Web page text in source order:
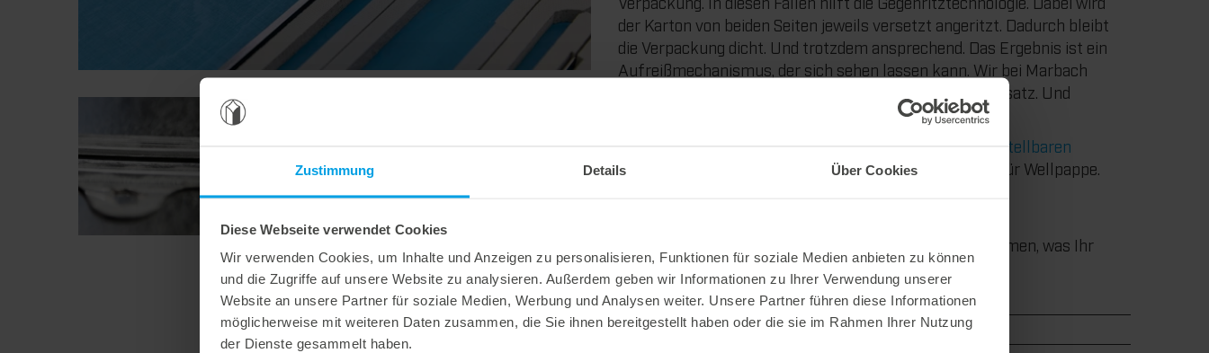
Zustimmung Details Über Cookies
Diese Webseite verwendet Cookies
Wir verwenden Cookies, um Inhalte und Anzeigen zu personalisieren, Funktionen für soziale Medien anbieten zu können
und die Zugriffe auf unsere Website zu analysieren. Außerdem geben wir Informationen zu Ihrer Verwendung unserer
Website an unsere Partner für soziale Medien, Werbung und Analysen weiter. Unsere Partner führen diese Informationen
möglicherweise mit weiteren Daten zusammen, die Sie ihnen bereitgestellt haben oder die sie im Rahmen Ihrer Nutzung
der Dienste gesammelt haben.
der Karton von beiden Seiten jeweils versetzt angeritzt. Dadurch bleibt
die Verpackung dicht. Und trotzdem ansprechend. Das Ergebnis ist ein
Aufreißmechanismus, der sich sehen lassen kann. Wir bei Marbach
haben diese Technologie schon seit Jahrzehnten im Einsatz. Und
beherrschen das Gegenritzen dadurch in Perfektion.
höhenverstellbaren
Gegendruckblock
in zwei Versionen für Sie verfügbar: Für Wellpappe.
Aufreißmechanismen aus. Damit Sie immer das bekommen, was Ihr
Kunde von Ihnen erwartet.
optimaler Aufreißmechanismus